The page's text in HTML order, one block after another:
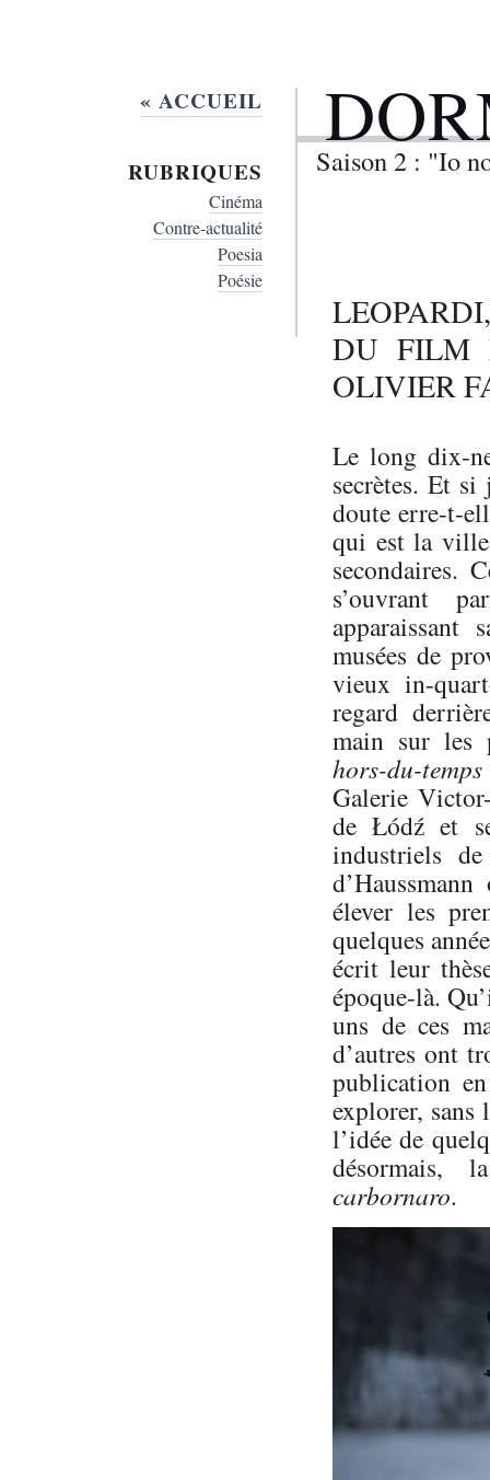
Saison 2 : "Io
DU FILM
OLIVIER
Le long dix-
secrètes. Et
doute erre-t-
qui est la ville
secondaires.
s’ouvrant
apparaissant
musées de
vieux in-
regard
main sur les
hors-du-temps
Galerie
de Łódź et
industriels
élever les
quelques
écrit leur
époque-là.
uns de ces
d’autres ont
publication
explorer, sans
l’idée de
désormais,
carbornaro.
« ACCUEIL
RUBRIQUES
Cinéma
Contre-actualité
Poesia
Poésie